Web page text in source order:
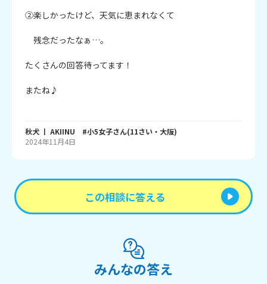
②楽しかったけど、天気に恵まれなくて
残念だったなぁ…。
たくさんの回答待ってます！
またね♪
秋犬 丨 AKIINU #小5女子さん(11さい・ 大阪)
2024年11月4日
この相談に答える
みんなの答え